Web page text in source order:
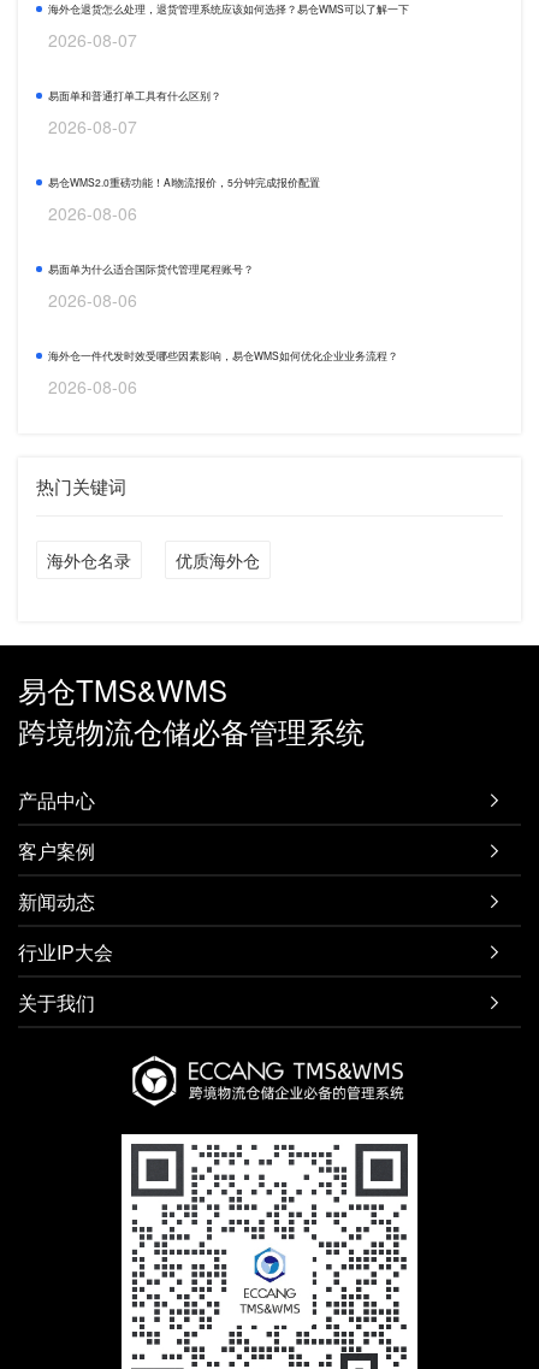
海外仓退货怎么处理，退货管理系统应该如何选择？易仓WMS可以了解一下
2026-08-07
易面单和普通打单工具有什么区别？
2026-08-07
易仓WMS2.0重磅功能！AI物流报价，5分钟完成报价配置
2026-08-06
易面单为什么适合国际货代管理尾程账号？
2026-08-06
海外仓一件代发时效受哪些因素影响，易仓WMS如何优化企业业务流程？
2026-08-06
热门关键词
海外仓名录 优质海外仓
易仓TMS&WMS
跨境物流仓储必备管理系统
产品中心 
客户案例 
新闻动态 
行业IP大会 
关于我们 